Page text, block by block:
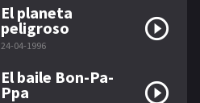
El planeta
peligroso
24-04-1996
El baile Bon-Pa-
Ppa